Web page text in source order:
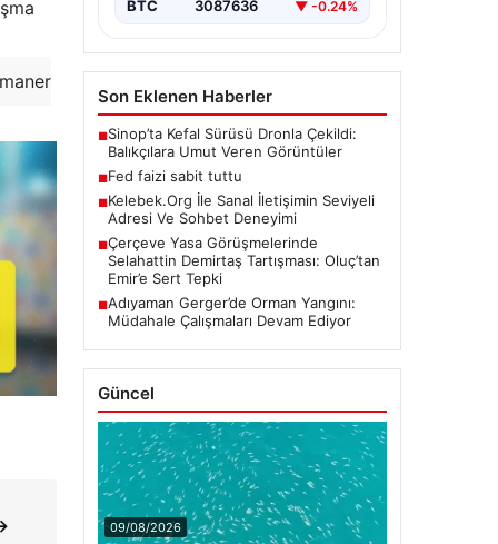
BTC 3087636 ▼ -0.24%
Son Eklenen Haberler
■Sinop’ta Kefal Sürüsü Dronla Çekildi:
Balıkçılara Umut Veren Görüntüler
■Fed faizi sabit tuttu
■Kelebek.Org İle Sanal İletişimin Seviyeli
Adresi Ve Sohbet Deneyimi
■Çerçeve Yasa Görüşmelerinde
Selahattin Demirtaş Tartışması: Oluç’tan
Emir’e Sert Tepki
■Adıyaman Gerger’de Orman Yangını:
Müdahale Çalışmaları Devam Ediyor
Güncel
09/08/2026